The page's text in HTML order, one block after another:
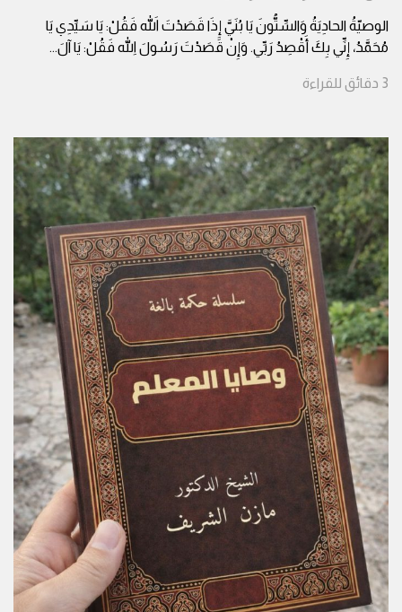
الوصيّةُ الحادِيَةُ وَالسِّتُّونَ يَا بُنَيَّ إِذَا قَصَدْتَ اللهَ فَقُلْ: يَا سَيِّدِي يَا
مُحَمَّدُ، إِنِّي بِكَ أَقْصِدُ رَبِّي. وَإِنْ قَصَدْتَ رَسُولَ اللهِ فَقُلْ: يَا آلَ...
3 دقائق للقراءة